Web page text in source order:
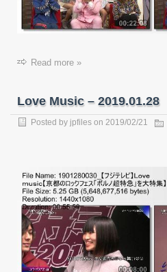
Read more »
Love Music – 2019.01.28
Posted by jpfiles on 2019/02/21